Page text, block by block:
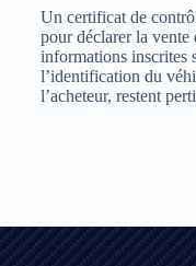
Un certificat de
pour déclarer la vente
informations inscrites
l’identification du
l’acheteur, restent